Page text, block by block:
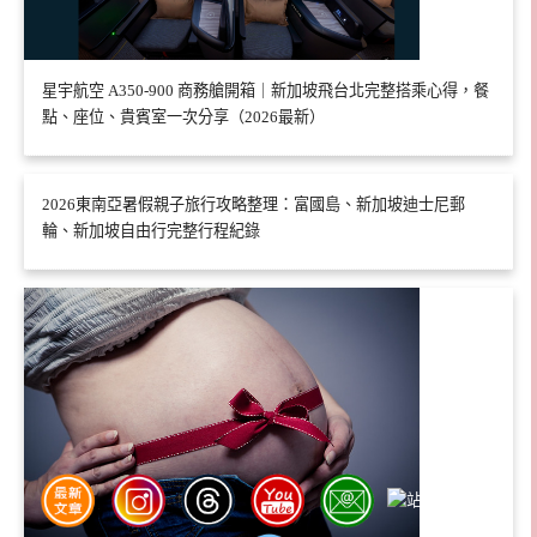
星宇航空 A350-900 商務艙開箱｜新加坡飛台北完整搭乘心得，餐
點、座位、貴賓室一次分享（2026最新）
2026東南亞暑假親子旅行攻略整理：富國島、新加坡迪士尼郵
輪、新加坡自由行完整行程紀錄